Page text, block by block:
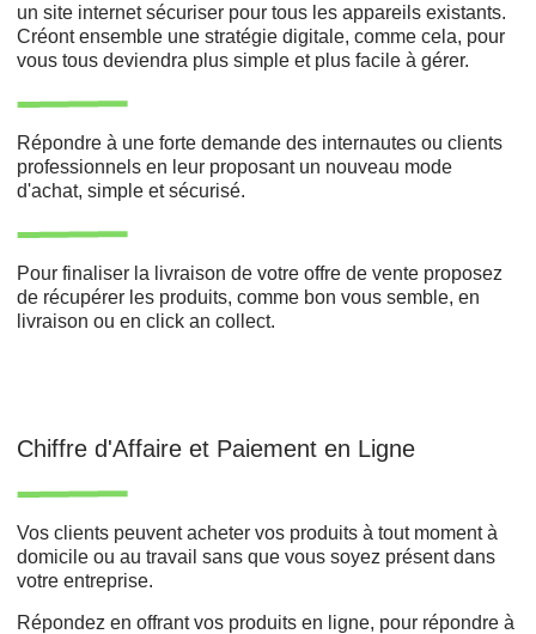
un site internet sécuriser pour tous les appareils existants.
Créont ensemble une stratégie digitale, comme cela, pour
vous tous deviendra plus simple et plus facile à gérer.
Répondre à une forte demande des internautes ou clients
professionnels en leur proposant un nouveau mode
d'achat, simple et sécurisé.
Pour finaliser la livraison de votre offre de vente proposez
de récupérer les produits, comme bon vous semble, en
livraison ou en click an collect.
Chiffre d'Affaire et Paiement en Ligne
Vos clients peuvent acheter vos produits à tout moment à
domicile ou au travail sans que vous soyez présent dans
votre entreprise.
Répondez en offrant vos produits en ligne, pour répondre à